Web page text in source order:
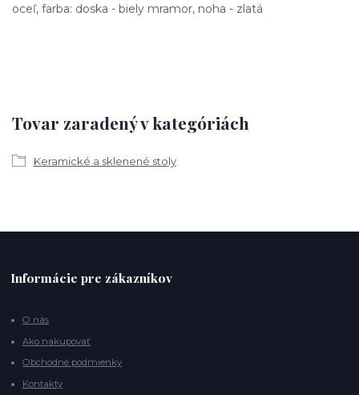
oceľ, farba: doska - biely mramor, noha - zlatá
Tovar zaradený v kategóriách
Keramické a sklenené stoly
Informácie pre zákazníkov
O nás
Ako nakupovať
Obchodné podmienky
Kontakty